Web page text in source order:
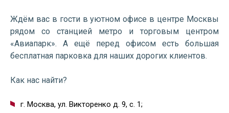
Ждём вас в гости в уютном офисе в центре Москвы
рядом со станцией метро и торговым центром
«Авиапарк». А ещё перед офисом есть большая
бесплатная парковка для наших дорогих клиентов.
Как нас найти?
г. Москва, ул. Викторенко д. 9, с. 1;